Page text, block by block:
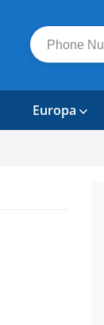
Europa